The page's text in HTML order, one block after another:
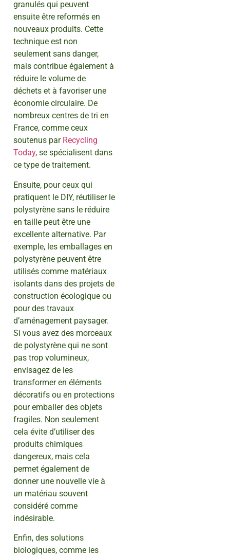
granulés qui peuvent
ensuite être reformés en
nouveaux produits. Cette
technique est non
seulement sans danger,
mais contribue également à
réduire le volume de
déchets et à favoriser une
économie circulaire. De
nombreux centres de tri en
France, comme ceux
soutenus par Recycling
Today, se spécialisent dans
ce type de traitement.
Ensuite, pour ceux qui
pratiquent le DIY, réutiliser le
polystyrène sans le réduire
en taille peut être une
excellente alternative. Par
exemple, les emballages en
polystyrène peuvent être
utilisés comme matériaux
isolants dans des projets de
construction écologique ou
pour des travaux
d’aménagement paysager.
Si vous avez des morceaux
de polystyrène qui ne sont
pas trop volumineux,
envisagez de les
transformer en éléments
décoratifs ou en protections
pour emballer des objets
fragiles. Non seulement
cela évite d’utiliser des
produits chimiques
dangereux, mais cela
permet également de
donner une nouvelle vie à
un matériau souvent
considéré comme
indésirable.
Enfin, des solutions
biologiques, comme les